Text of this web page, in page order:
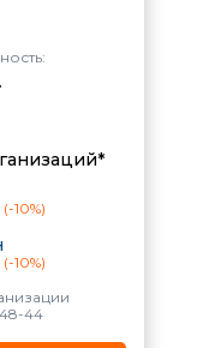
(-10%)
(-10%)
44